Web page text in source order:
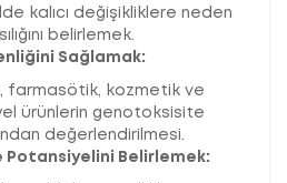
kalıcı değişikliklere neden
belirlemek.
Sağlamak:
farmasötik, kozmetik ve
ürünlerin genotoksisite
değerlendirilmesi.
Potansiyelini Belirlemek: